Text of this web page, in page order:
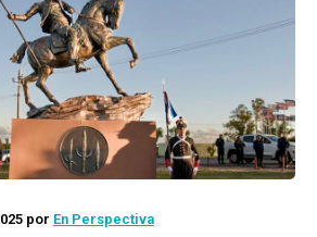
por En Perspectiva